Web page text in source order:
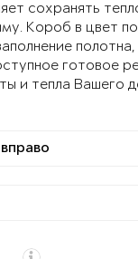
сохранять
Короб в цвет
готовое
и тепла Вашего